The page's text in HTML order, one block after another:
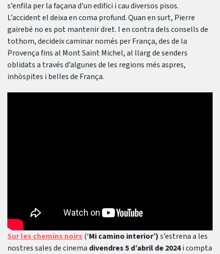
s’enfila per la façana d’un edifici i cau diversos pisos.
L’accident el deixa en coma profund. Quan en surt, Pierre
gairebé no es pot mantenir dret. I en contra dels consells de
tothom, decideix caminar només per França, des de la
Provença fins al Mont Saint Michel, al llarg de senders
oblidats a través d’algunes de les regions més aspres,
inhòspites i belles de França.
Sur les chemins noirs (‘Mi camino interior’)s’estrena a les
nostres sales de cinema divendres 5 d’abril de 2024i compta